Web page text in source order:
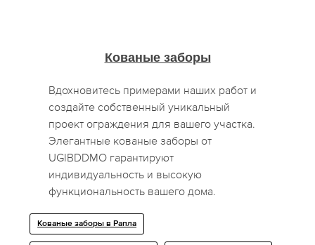
Кованые заборы
Вдохновитесь примерами наших работ и
создайте собственный уникальный
проект ограждения для вашего участка.
Элегантные кованые заборы от
UGIBDDMO гарантируют
индивидуальность и высокую
функциональность вашего дома.
Кованые заборы в Рапла